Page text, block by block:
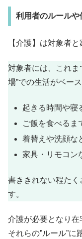
利用者のルール
【介護】は対象者
対象者には、これま
場”での生活がベー
起きる時間や寝
ご飯を食べるま
着替えや洗顔な
家具・リモコン
書ききれない程たく
す。
介護が必要となり在
それらの”ルール”に